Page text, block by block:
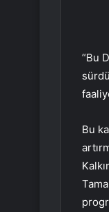
“Bu
Bu